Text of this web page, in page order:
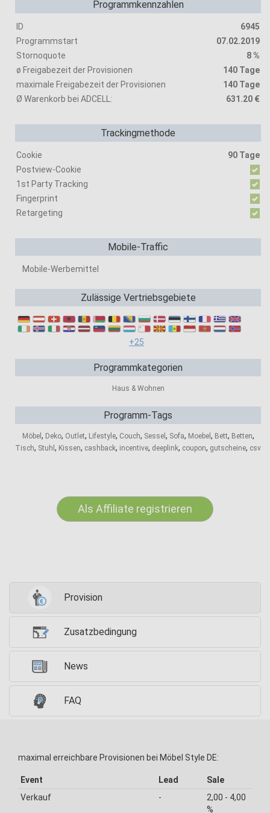
Programmkennzahlen
ID
6945
Programmstart
07.02.2019
Stornoquote
8 %
ø Freigabezeit der Provisionen
140 Tage
maximale Freigabezeit der Provisionen
140 Tage
Ø Warenkorb bei ADCELL:
631.20 €
Trackingmethode
Cookie
90 Tage
Postview-Cookie
1st Party Tracking
Fingerprint
Retargeting
Mobile-Traffic
Mobile-Werbemittel
Zulässige Vertriebsgebiete
+25
Programmkategorien
Haus & Wohnen
Programm-Tags
Möbel , Deko, Outlet, Lifestyle, Couch, Sessel , Sofa, Moebel , Bett, Betten,
Tisch, Stuhl , Kissen, cashback, incentive, deeplink, coupon, gutscheine, csv
Als Affiliate registrieren
Provision
Zusatzbedingung
News
FAQ
maximal erreichbare Provisionen bei Möbel Style DE:
Event Lead
Sale
Verkauf
-
2,00 - 4,00
%